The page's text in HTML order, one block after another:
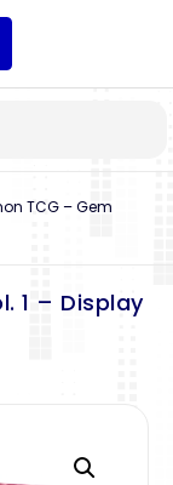
TCG – Gem
1 – Display